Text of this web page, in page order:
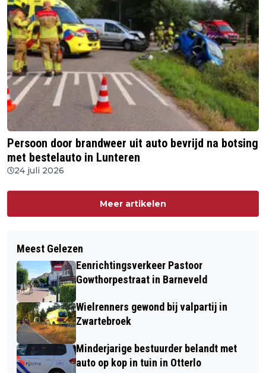
Persoon door brandweer uit auto bevrijd na botsing
met bestelauto in Lunteren
24 juli 2026
Meer artikelen
Meest Gelezen
Eenrichtingsverkeer Pastoor
Gowthorpestraat in Barneveld
Wielrenners gewond bij valpartij in
Zwartebroek
Minderjarige bestuurder belandt met
auto op kop in tuin in Otterlo